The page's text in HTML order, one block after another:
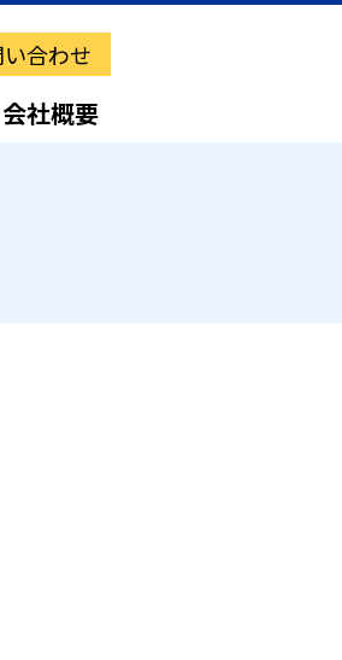
合わせ
会社概要